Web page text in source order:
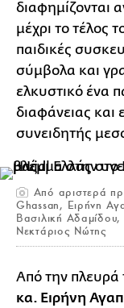
διαφημίζονται
μέχρι το τέλος
παιδικές
σύμβολα και
ελκυστικό ένα
διαφάνειας και
συνειδητής
Από αριστερά
Ghassan, Ειρήνη
Βασιλική
Νεκτάριος Νώτης
Από την πλευρά
κα. Ειρήνη